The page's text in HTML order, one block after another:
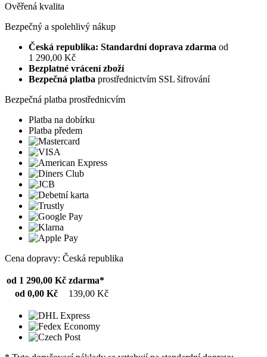
Ověřená kvalita
Bezpečný a spolehlivý nákup
Česká republika: Standardní doprava zdarma od
1 290,00 Kč
Bezplatné vrácení zboží
Bezpečná platba prostřednictvím SSL šifrování
Bezpečná platba prostřednicvím
Platba na dobírku
Platba předem
Cena dopravy: Česká republika
od 1 290,00 Kč zdarma*
od 0,00 Kč
139,00 Kč